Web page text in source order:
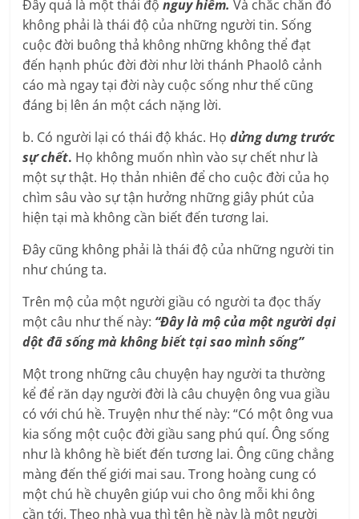
Đây quả là một thái độnguy hiểm. Và chắc chắn đó
không phải là thái độ của những người tin. Sống
cuộc đời buông thả không những không thể đạt
đến hạnh phúc đời đời như lời thánh Phaolô cảnh
cáo mà ngay tại đời này cuộc sống như thế cũng
đáng bị lên án một cách nặng lời.
b. Có người lại có thái độ khác. Họdửng dưng trước
sự chết. Họ không muốn nhìn vào sự chết như là
một sự thật. Họ thản nhiên để cho cuộc đời của họ
chìm sâu vào sự tận hưởng những giây phút của
hiện tại mà không cần biết đến tương lai.
Đây cũng không phải là thái độ của những người tin
như chúng ta.
Trên mộ của một người giầu có người ta đọc thấy
một câu như thế này: “Đây là mộ của một người dại
dột đã sống mà không biết tại sao mình sống”
Một trong những câu chuyện hay người ta thường
kể để răn dạy người đời là câu chuyện ông vua giầu
có với chú hề. Truyện như thế này: “Có một ông vua
kia sống một cuộc đời giầu sang phú quí. Ông sống
như là không hề biết đến tương lai. Ông cũng chẳng
màng đến thế giới mai sau. Trong hoàng cung có
một chú hề chuyên giúp vui cho ông mỗi khi ông
cần tới. Theo nhà vua thì tên hề này là một người